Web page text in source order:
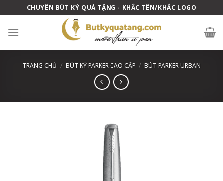
to
content
CHUYÊN BÚT KÝ QUÀ TẶNG - KHẮC TÊN/KHẮC LOGO
TRANG CHỦ / BÚT KÝ PARKER CAO CẤP / BÚT PARKER URBAN